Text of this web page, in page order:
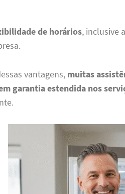
de horários, inclusive
vantagens, muitas
garantia estendida nos